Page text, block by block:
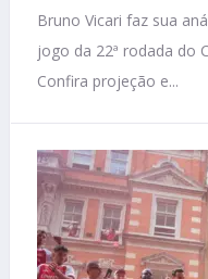
Bruno Vicari faz sua
jogo da 22ª rodada do
Confira projeção e...